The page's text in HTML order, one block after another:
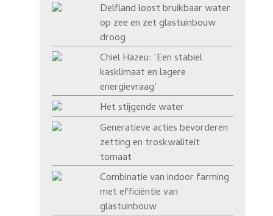
Delfland loost bruikbaar water
op zee en zet glastuinbouw
droog
Chiel Hazeu: ‘Een stabiel
kasklimaat en lagere
energievraag’
Het stijgende water
Generatieve acties bevorderen
zetting en troskwaliteit
tomaat
Combinatie van indoor farming
met efficiëntie van
glastuinbouw